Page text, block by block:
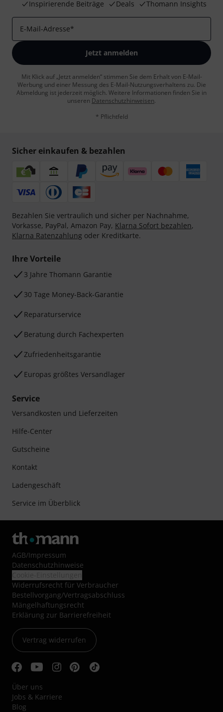
Inspirierende Beiträge
Deals Thomann Insights
E-Mail-Adresse*
Jetzt anmelden
Mit Klick auf „Jetzt anmelden“ stimmen Sie dem Erhalt von E-Mail-
Werbung und einer Messung des E-Mail-Nutzungsverhaltens zu. Die
Abmeldung ist jederzeit möglich. Weitere Informationen finden Sie in
unseren Datenschutzhinweisen.
* Pflichtfeld
Sicher einkaufen & bezahlen
Bezahlen Sie vertraulich und sicher per Nachnahme,
Vorkasse, PayPal, Amazon Pay, Klarna Sofort bezahlen,
Klarna Ratenzahlung oder Kreditkarte.
Ihre Vorteile
3 Jahre Thomann Garantie
30 Tage Money-Back-Garantie
Reparaturservice
Beratung durch Fachexperten
Zufriedenheitsgarantie
Europas größtes Versandlager
Service
Versandkosten und Lieferzeiten
Hilfe-Center
Gutscheine
Kontakt
Ladengeschäft
Service im Überblick
AGB/Impressum
Datenschutzhinweise
Widerrufsrecht für Verbraucher
Bestellvorgang/Vertragsabschluss
Mängelhaftungsrecht
Erklärung zur Barrierefreiheit
Vertrag widerrufen
Über uns
Jobs & Karriere
Blog